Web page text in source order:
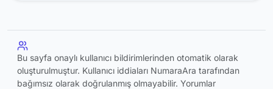
Bu sayfa onaylı kullanıcı bildirimlerinden otomatik olarak
oluşturulmuştur. Kullanıcı iddiaları NumaraAra tarafından
bağımsız olarak doğrulanmış olmayabilir. Yorumlar